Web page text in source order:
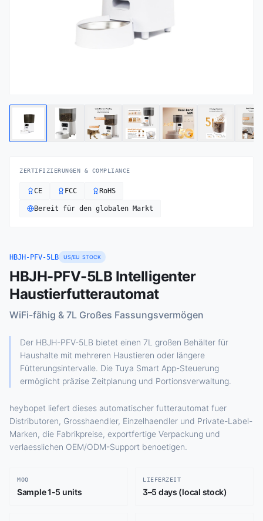
ZERTIFIZIERUNGEN & COMPLIANCE
CE FCC RoHS
Bereit für den globalen Markt
HBJH-PFV-5LB US/EU STOCK
HBJH-PFV-5LB Intelligenter
Haustierfutterautomat
WiFi-fähig & 7L Großes Fassungsvermögen
Der HBJH-PFV-5LB bietet einen 7L großen Behälter für
Haushalte mit mehreren Haustieren oder längere
Fütterungsintervalle. Die Tuya Smart App-Steuerung
ermöglicht präzise Zeitplanung und Portionsverwaltung.
heybopet liefert dieses automatischer futterautomat fuer
Distributoren, Grosshaendler, Einzelhaendler und Private-Label-
Marken, die Fabrikpreise, exportfertige Verpackung und
verlaesslichen OEM/ODM-Support benoetigen.
MOQ
Sample 1-5 units
LIEFERZEIT
3–5 days (local stock)